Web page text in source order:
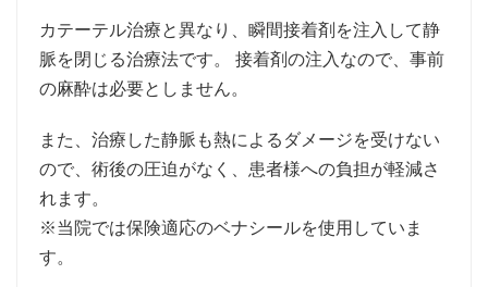
カテーテル治療と異なり、瞬間接着剤を注入して静
脈を閉じる治療法です。 接着剤の注入なので、事前
の麻酔は必要としません。
また、治療した静脈も熱によるダメージを受けない
ので、術後の圧迫がなく、患者様への負担が軽減さ
れます。
※当院では保険適応のベナシールを使用していま
す。